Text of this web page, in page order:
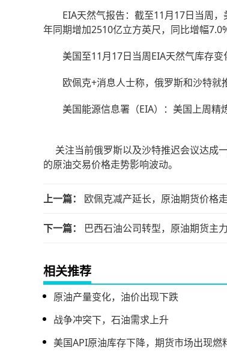
EIA天然气报告：截至11月17日当周，
年同期增加2510亿立方英尺，同比增幅
美国至11月17日当周EIA天然气库存变
欧佩克+消息人士称，俄罗斯和沙特就
美国能源信息署（EIA）：美国上周精
关注当前俄罗斯以及沙特推迟会议达成
的原油交易价格走势影响波动。
上一篇： 欧佩克减产延长，原油期货价格
下一篇： 巴西石油公司转型，原油期货主
相关推荐
原油产量变化，油价出现下跌
战争冲突下，石油需求上升